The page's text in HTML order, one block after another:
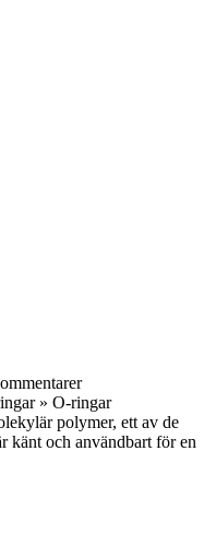
» O-ringar
polymer, ett av de
känt och användbart för en